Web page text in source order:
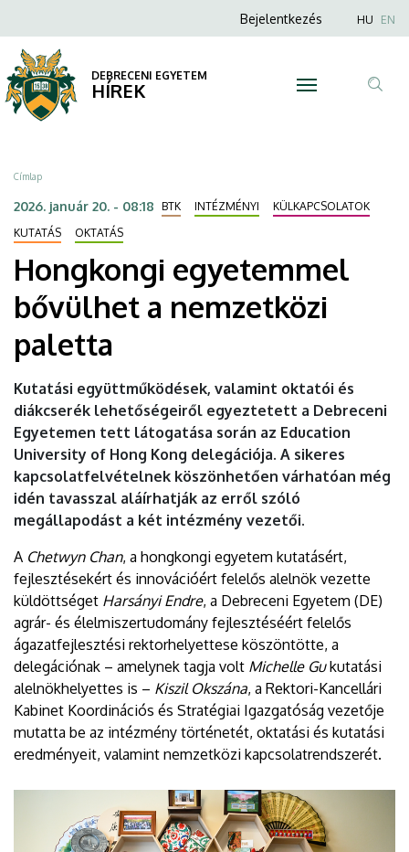
egyetemmel
bővülhet
nemzetközi
paletta
DEBRECENI
EGYETEM
a
tartalomra
Anonim
menüje
Bejelentkezés HU EN
DEBRECENI EGYETEM
HÍREK
Morzsa
Címlap
2026. január 20. - 08:18 BTK INTÉZMÉNYI
KÜLKAPCSOLATOK
KUTATÁS
OKTATÁS
Hongkongi egyetemmel
bővülhet a nemzetközi
paletta
Kutatási együttműködések, valamint oktatói és
diákcserék lehetőségeiről egyeztetett a Debreceni
Egyetemen tett látogatása során az Education
University of Hong Kong delegációja. A sikeres
kapcsolatfelvételnek köszönhetően várhatóan még
idén tavasszal aláírhatják az erről szóló
megállapodást a két intézmény vezetői.
A Chetwyn Chan, a hongkongi egyetem kutatásért,
fejlesztésekért és innovációért felelős alelnök vezette
küldöttséget Harsányi Endre, a Debreceni Egyetem (DE)
agrár- és élelmiszertudomány fejlesztéséért felelős
ágazatfejlesztési rektorhelyettese köszöntötte, a
delegációnak – amelynek tagja volt Michelle Gukutatási
alelnökhelyettes is – Kiszil Okszána, a Rektori-Kancellári
Kabinet Koordinációs és Stratégiai Igazgatóság vezetője
mutatta be az intézmény történetét, oktatási és kutatási
eredményeit, valamint nemzetközi kapcsolatrendszerét.